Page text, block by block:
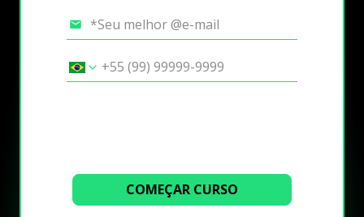
COMEÇAR CURSO